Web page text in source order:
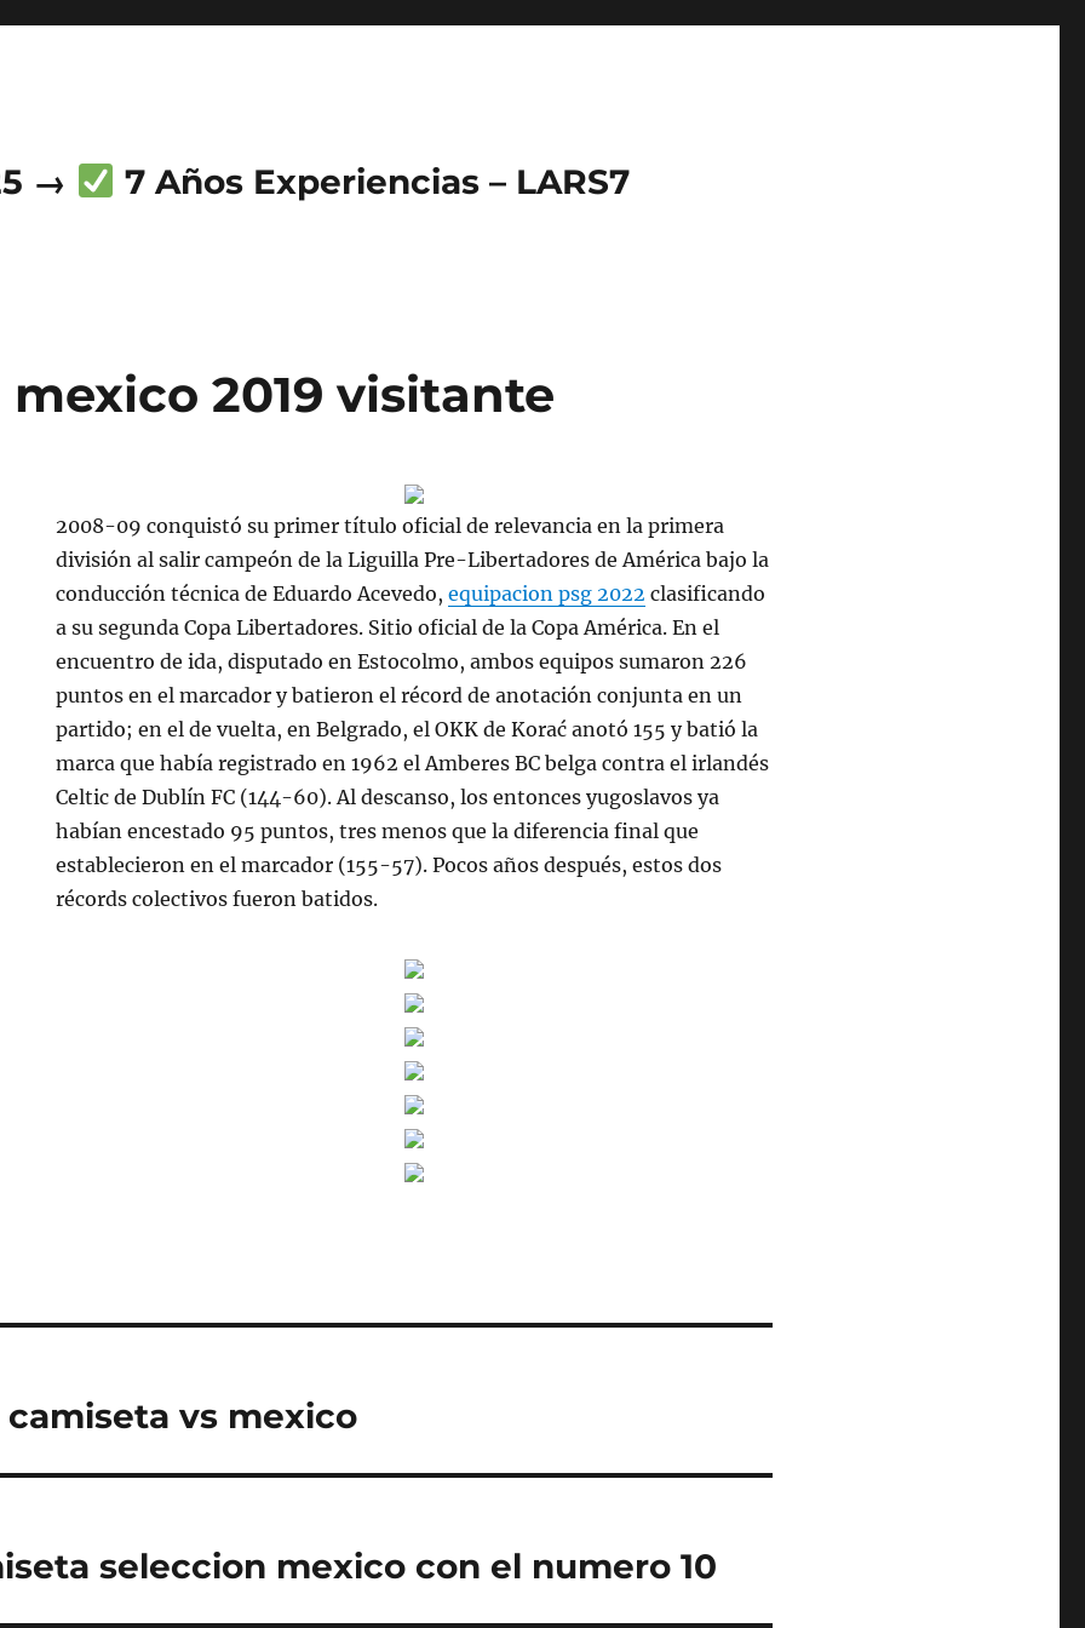
→ 7 Años Experiencias – LARS7
2019 visitante
2008-09 conquistó su primer título oficial de relevancia en la primera
división al salir campeón de la Liguilla Pre-Libertadores de América bajo la
conducción técnica de Eduardo Acevedo,equipacion psg 2022 clasificando
a su segunda Copa Libertadores. Sitio oficial de la Copa América. En el
encuentro de ida, disputado en Estocolmo, ambos equipos sumaron 226
puntos en el marcador y batieron el récord de anotación conjunta en un
partido; en el de vuelta, en Belgrado, el OKK de Korać anotó 155 y batió la
marca que había registrado en 1962 el Amberes BC belga contra el irlandés
Celtic de Dublín FC (144-60). Al descanso, los entonces yugoslavos ya
habían encestado 95 puntos, tres menos que la diferencia final que
establecieron en el marcador (155-57). Pocos años después, estos dos
récords colectivos fueron batidos.
vs mexico
seleccion mexico con el numero 10